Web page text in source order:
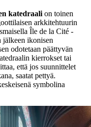
katedraalion toinen
arkkitehtuurin
Île de la Cité -
jälkeen ikonisen
odotetaan päättyvän
kierrokset tai
että jos suunnittelet
saatat pettyä.
symbolina